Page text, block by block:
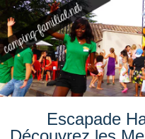
Escapade